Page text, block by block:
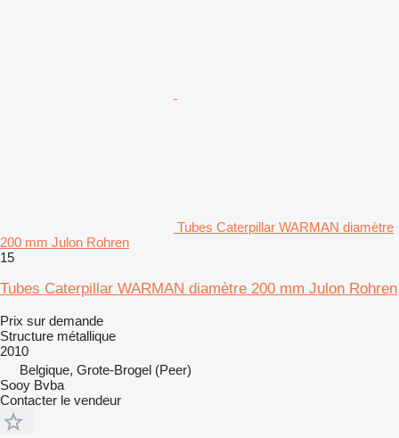
Tubes Caterpillar WARMAN diamètre
200 mm Julon Rohren
15
Tubes Caterpillar WARMAN diamètre 200 mm Julon Rohren
Prix sur demande
Structure métallique
2010
Belgique, Grote-Brogel (Peer)
Sooy Bvba
Contacter le vendeur